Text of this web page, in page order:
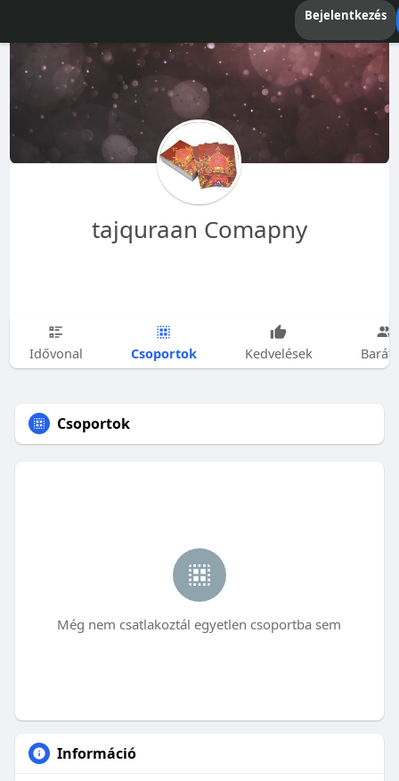
Bejelentkezés
tajquraan Comapny
Idővonal Csoportok Kedvelések
Csoportok
Még nem csatlakoztál egyetlen csoportba sem
Információ